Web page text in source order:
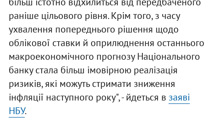
раніше цільового рівня. Крім того, з часу
ухвалення попереднього рішення щодо
облікової ставки й оприлюднення останнього
макроекономічного прогнозу Національного
банку стала більш імовірною реалізація
ризиків, які можуть стримати зниження
інфляції наступного року", - йдеться в заяві
НБУ.